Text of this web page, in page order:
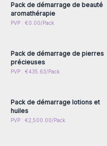
Pack de démarrage de beauté
aromathérapie
PVP : €0.00/Pack
Connectez-vous ou
Pack de démarrage de pierres
précieuses
PVP : €435.63/Pack
Connectez-vous ou
Pack de démarrage lotions et
huiles
PVP : €2,500.00/Pack
Connectez-vous ou